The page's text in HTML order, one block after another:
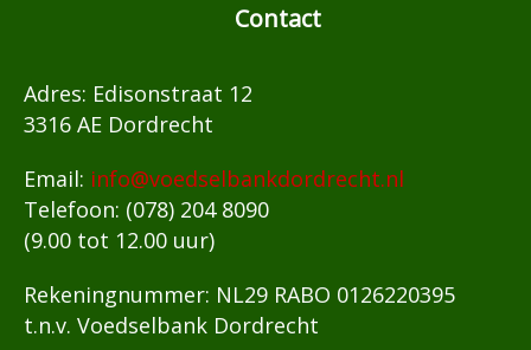
Contact
Adres: Edisonstraat 12
3316 AE Dordrecht
Email: info@voedselbankdordrecht.nl
Telefoon: (078) 204 8090
(9.00 tot 12.00 uur)
Rekeningnummer: NL29 RABO 0126220395
t.n.v. Voedselbank Dordrecht